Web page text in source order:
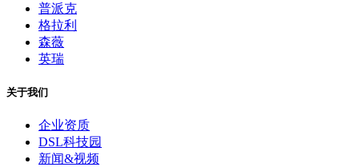
普派克
格拉利
森薇
英瑞
关于我们
企业资质
DSL科技园
新闻&视频